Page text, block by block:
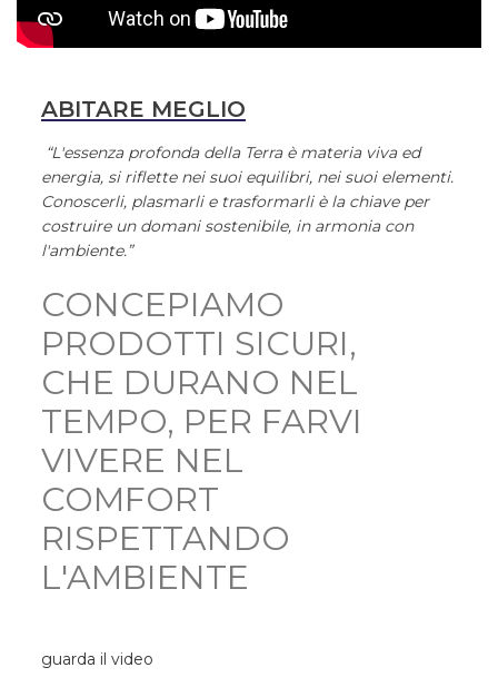
ABITARE MEGLIO
“L'essenza profonda della Terra è materia viva ed
energia, si riflette nei suoi equilibri, nei suoi elementi.
Conoscerli, plasmarli e trasformarli è la chiave per
costruire un domani sostenibile, in armonia con
l'ambiente.”
CONCEPIAMO
PRODOTTI SICURI,
CHE DURANO NEL
TEMPO, PER FARVI
VIVERE NEL
COMFORT
RISPETTANDO
L'AMBIENTE
guarda il video